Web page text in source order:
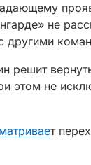
не
другими
решит
этом не
т